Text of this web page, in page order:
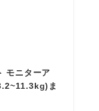
モニターア
ま